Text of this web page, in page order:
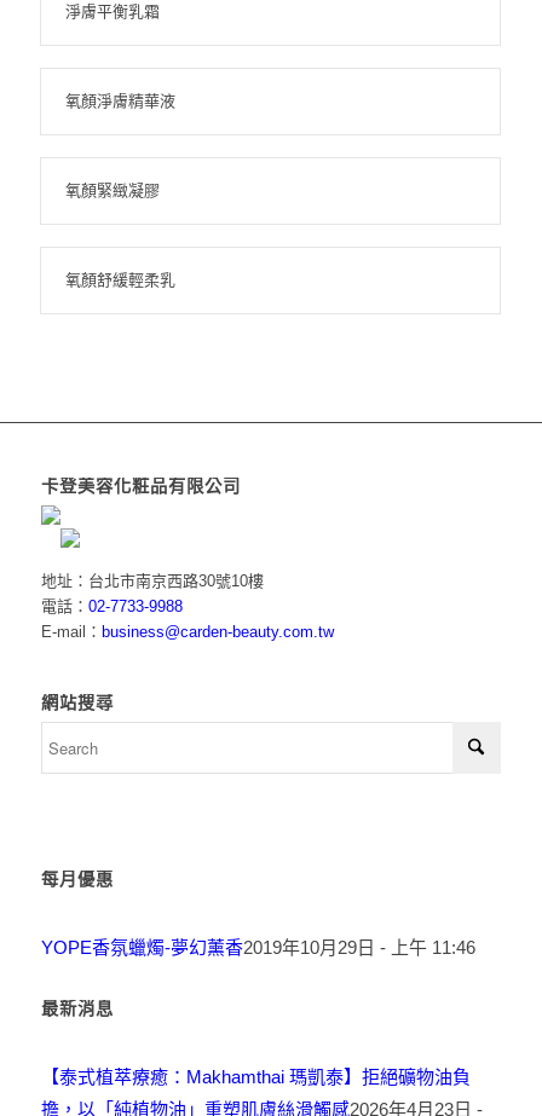
淨膚平衡乳霜
氧顏淨膚精華液
氧顏緊緻凝膠
氧顏舒緩輕柔乳
卡登美容化粧品有限公司
地址：台北市南京西路30號10樓
電話： 02-7733-9988
E-mail： business@carden-beauty.com.tw
網站搜尋
每月優惠
YOPE香氛蠟燭-夢幻薰香2019年10月29日 - 上午 11:46
最新消息
【泰式植萃療癒：Makhamthai 瑪凱泰】拒絕礦物油負
擔，以「純植物油」重塑肌膚絲滑觸感2026年4月23日 -